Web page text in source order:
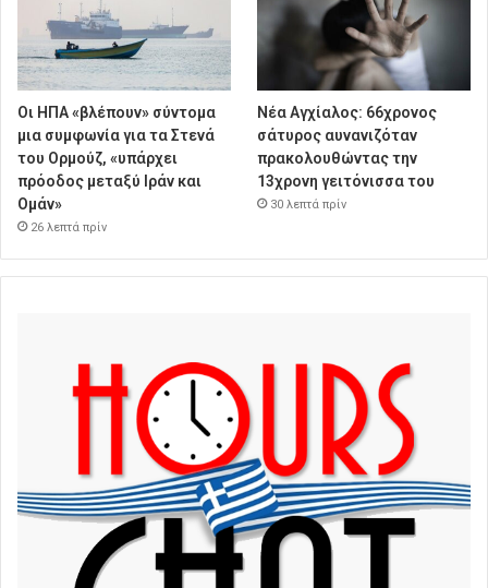
Οι ΗΠΑ «βλέπουν» σύντομα
μια συμφωνία για τα Στενά
του Ορμούζ, «υπάρχει
πρόοδος μεταξύ Ιράν και
Ομάν»
26 λεπτά πρίν
Νέα Αγχίαλος: 66χρονος
σάτυρος αυνανιζόταν
πρακολουθώντας την
13χρονη γειτόνισσα του
30 λεπτά πρίν